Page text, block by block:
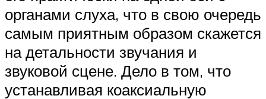
органами слуха, что в свою очередь
самым приятным образом скажется
на детальности звучания и
звуковой сцене. Дело в том, что
устанавливая коаксиальную